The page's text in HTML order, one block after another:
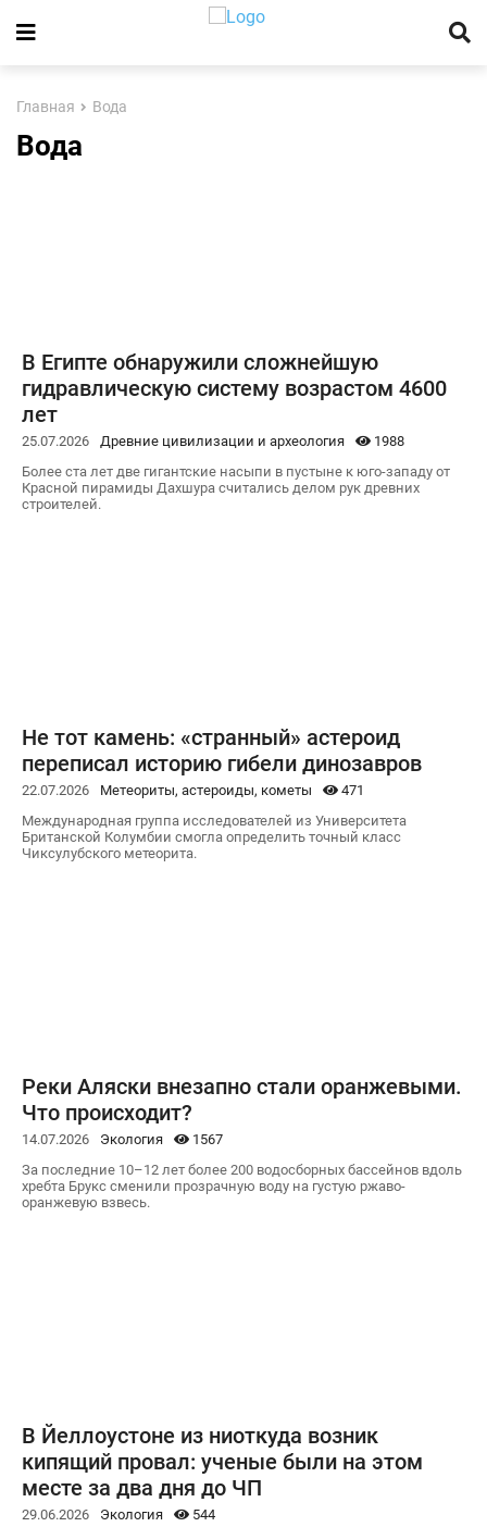
Главная Вода
Вода
В Египте обнаружили сложнейшую
гидравлическую систему возрастом 4600
лет
25.07.2026 Древние цивилизации и археология
1988
Более ста лет две гигантские насыпи в пустыне к юго-западу от
Красной пирамиды Дахшура считались делом рук древних
строителей.
Не тот камень: «странный» астероид
переписал историю гибели динозавров
22.07.2026 Метеориты, астероиды, кометы
471
Международная группа исследователей из Университета
Британской Колумбии смогла определить точный класс
Чиксулубского метеорита.
Реки Аляски внезапно стали оранжевыми.
Что происходит?
14.07.2026 Экология
1567
За последние 10–12 лет более 200 водосборных бассейнов вдоль
хребта Брукс сменили прозрачную воду на густую ржаво-
оранжевую взвесь.
В Йеллоустоне из ниоткуда возник
кипящий провал: ученые были на этом
месте за два дня до ЧП
29.06.2026 Экология
544